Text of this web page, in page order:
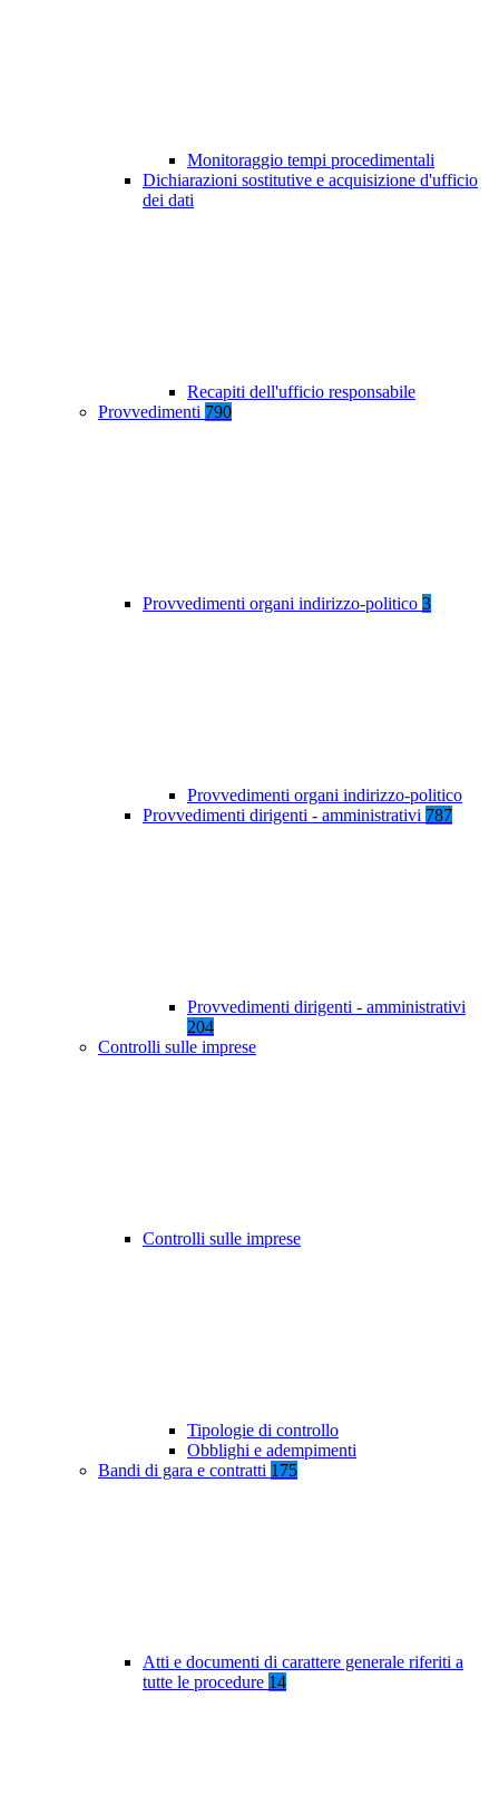
Monitoraggio tempi procedimentali
Dichiarazioni sostitutive e acquisizione d'ufficio
dei dati
Recapiti dell'ufficio responsabile
Provvedimenti 790
Provvedimenti organi indirizzo-politico 3
Provvedimenti organi indirizzo-politico
Provvedimenti dirigenti - amministrativi 787
Provvedimenti dirigenti - amministrativi
204
Controlli sulle imprese
Controlli sulle imprese
Tipologie di controllo
Obblighi e adempimenti
Bandi di gara e contratti 175
Atti e documenti di carattere generale riferiti a
tutte le procedure 14